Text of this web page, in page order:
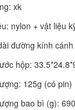
xk
nylon + vật liệu
đường kính
hộp:
125g (có pin)
bao bì (g):